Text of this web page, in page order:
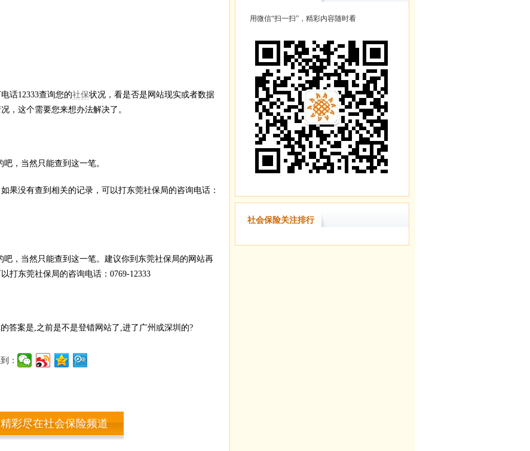
话12333查询您的社保状况，看是否是网站现实或者数据
，这个需要您来想办法解决了。
，当然只能查到这一笔。
果没有查到相关的记录，可以打东莞社保局的咨询电话：
，当然只能查到这一笔。建议你到东莞社保局的网站再
打东莞社保局的咨询电话：0769-12333
答案是,之前是不是登错网站了,进了广州或深圳的?
：
彩尽在社会保险频道
用微信“扫一扫”，精彩内容随时看
社会保险关注排行